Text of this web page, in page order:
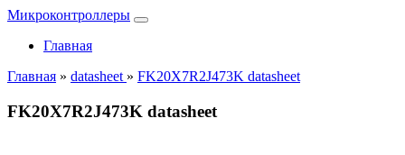
Микроконтроллеры
Главная
Главная » datasheet » FK20X7R2J473K datasheet
FK20X7R2J473K datasheet